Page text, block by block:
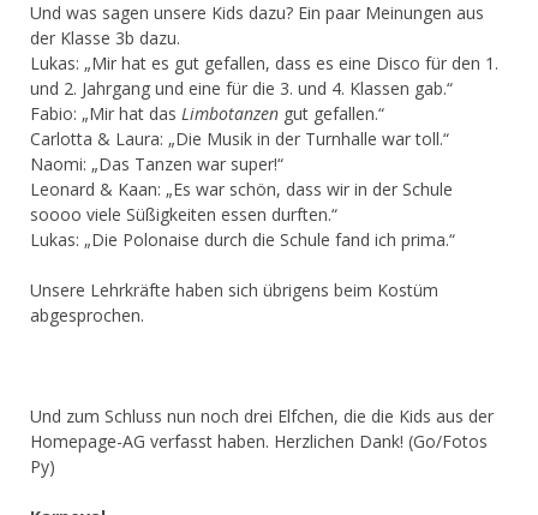
Und was sagen unsere Kids dazu? Ein paar Meinungen aus
der Klasse 3b dazu.
Lukas: „Mir hat es gut gefallen, dass es eine Disco für den 1.
und 2. Jahrgang und eine für die 3. und 4. Klassen gab.“
Fabio: „Mir hat das Limbotanzen gut gefallen.“
Carlotta & Laura: „Die Musik in der Turnhalle war toll.“
Naomi: „Das Tanzen war super!“
Leonard & Kaan: „Es war schön, dass wir in der Schule
soooo viele Süßigkeiten essen durften.“
Lukas: „Die Polonaise durch die Schule fand ich prima.“
Unsere Lehrkräfte haben sich übrigens beim Kostüm
abgesprochen.
Und zum Schluss nun noch drei Elfchen, die die Kids aus der
Homepage-AG verfasst haben. Herzlichen Dank! (Go/Fotos
Py)